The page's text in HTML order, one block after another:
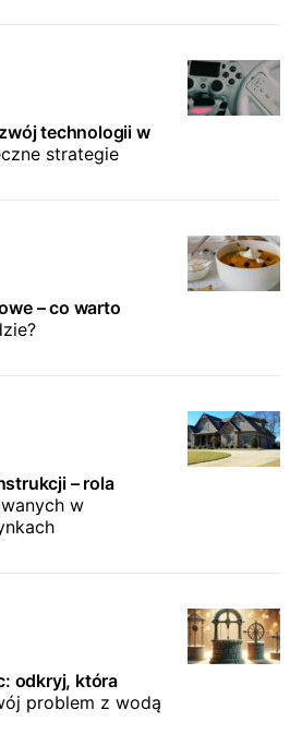
technologii w
strategie
– co warto
– rola
w
odkryj, która
problem z wodą